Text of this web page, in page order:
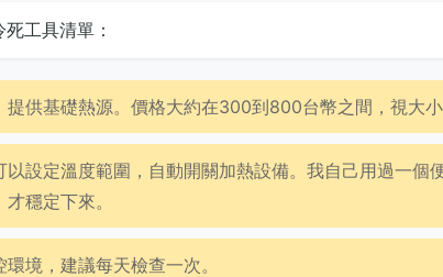
工具清單：
供基礎熱源。價格大約在300到800台幣之間，視大小
設定溫度範圍，自動開關加熱設備。我自己用過一個
穩定下來。
境，建議每天檢查一次。